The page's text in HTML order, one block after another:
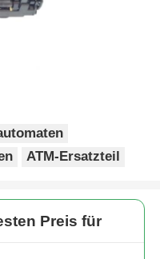
ATM-Ersatzteil
Preis für